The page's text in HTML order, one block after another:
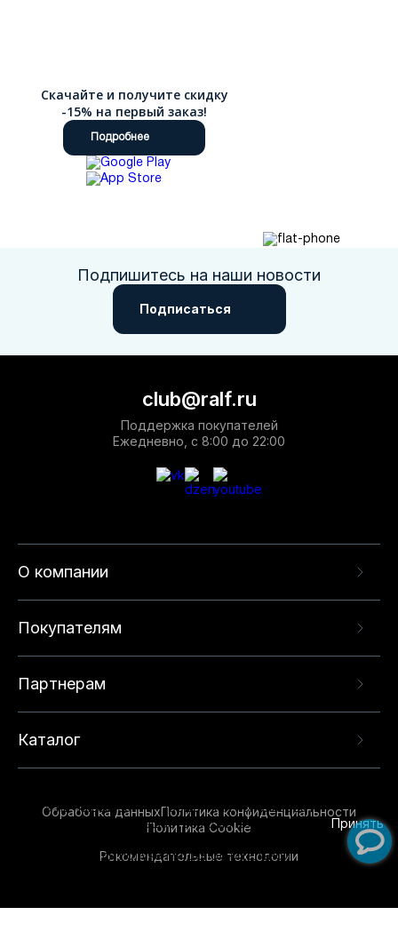
Скачайте и получите скидку
-15% на первый заказ!
Подробнее
Подпишитесь на наши новости
Подписаться
О компании
Покупателям
Партнерам
Каталог
club@ralf.ru
Поддержка покупателей
Ежедневно, с 8:00 до 22:00
Обработка данныхПолитика конфиденциальности
Политика Cookie
Рекомендательные технологии
опыта на нашем сайте. Продолжая использовать
данный сайт, вы соглашаетесь с использованием
технологий. Для получения дополнительной
Принять